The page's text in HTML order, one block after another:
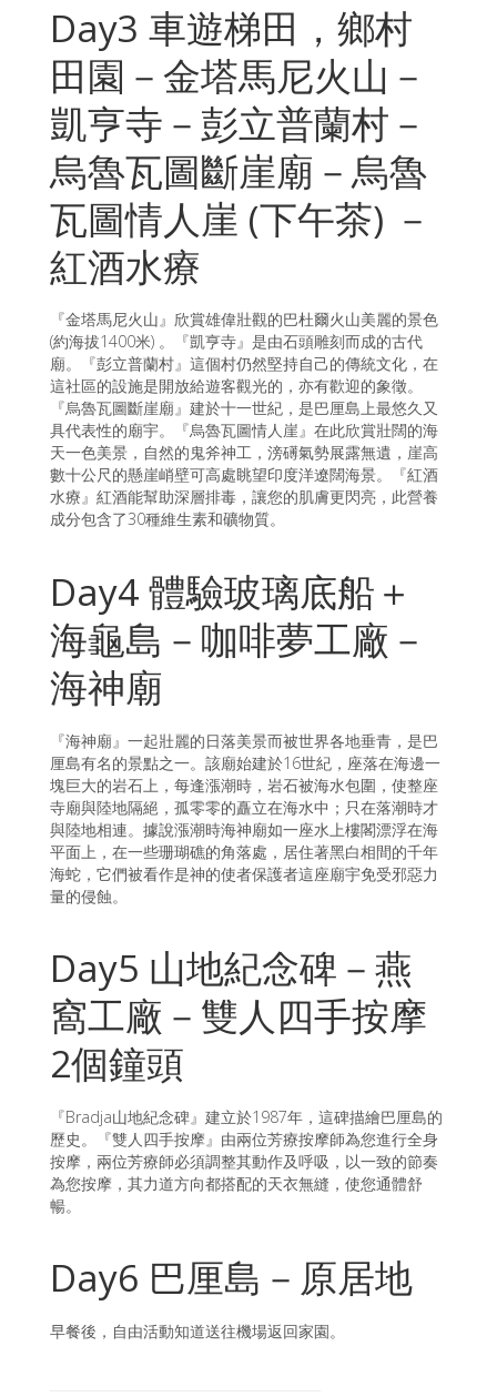
Day3 車遊梯田，鄉村
田園－金塔馬尼火山－
凱亨寺－彭立普蘭村－
烏魯瓦圖斷崖廟－烏魯
瓦圖情人崖 (下午茶) －
紅酒水療
『金塔馬尼火山』欣賞雄偉壯觀的巴杜爾火山美麗的景色
(約海拔1400米) 。『凱亨寺』是由石頭雕刻而成的古代
廟。『彭立普蘭村』這個村仍然堅持自己的傳統文化，在
這社區的設施是開放給遊客觀光的，亦有歡迎的象徵。
『烏魯瓦圖斷崖廟』建於十一世紀，是巴厘島上最悠久又
具代表性的廟宇。『烏魯瓦圖情人崖』在此欣賞壯闊的海
天一色美景，自然的鬼斧神工，滂礡氣勢展露無遺，崖高
數十公尺的懸崖峭壁可高處眺望印度洋遼闊海景。『紅酒
水療』紅酒能幫助深層排毒，讓您的肌膚更閃亮，此營養
成分包含了30種維生素和礦物質。
Day4 體驗玻璃底船＋
海龜島－咖啡夢工廠－
海神廟
『海神廟』一起壯麗的日落美景而被世界各地垂青，是巴
厘島有名的景點之一。該廟始建於16世紀，座落在海邊一
塊巨大的岩石上，每逢漲潮時，岩石被海水包圍，使整座
寺廟與陸地隔絕，孤零零的矗立在海水中；只在落潮時才
與陸地相連。據說漲潮時海神廟如一座水上樓閣漂浮在海
平面上，在一些珊瑚礁的角落處，居住著黑白相間的千年
海蛇，它們被看作是神的使者保護者這座廟宇免受邪惡力
量的侵蝕。
Day5 山地紀念碑－燕
窩工廠－雙人四手按摩
2個鐘頭
『Bradja山地紀念碑』建立於1987年，這碑描繪巴厘島的
歷史。『雙人四手按摩』由兩位芳療按摩師為您進行全身
按摩，兩位芳療師必須調整其動作及呼吸，以一致的節奏
為您按摩，其力道方向都搭配的天衣無縫，使您通體舒
暢。
Day6 巴厘島－原居地
早餐後，自由活動知道送往機場返回家園。